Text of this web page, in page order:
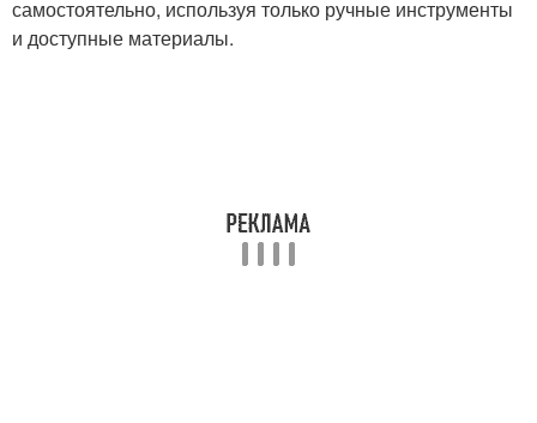
самостоятельно, используя только ручные инструменты
и доступные материалы.